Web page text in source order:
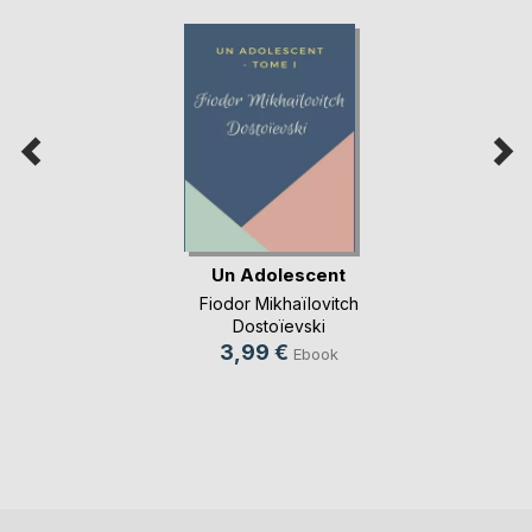
Un Adolescent
Fiodor Mikhaïlovitch
Dostoïevski
3,99 € Ebook